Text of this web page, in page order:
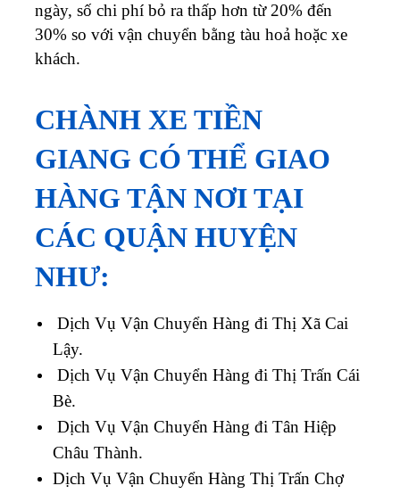
ngày, số chi phí bỏ ra thấp hơn từ 20% đến
30% so với vận chuyển bằng tàu hoả hoặc xe
khách.
CHÀNH XE TIỀN
GIANG CÓ THỂ GIAO
HÀNG TẬN NƠI TẠI
CÁC QUẬN HUYỆN
NHƯ:
Dịch Vụ Vận Chuyển Hàng đi Thị Xã Cai
Lậy.
Dịch Vụ Vận Chuyển Hàng đi Thị Trấn Cái
Bè.
Dịch Vụ Vận Chuyển Hàng đi Tân Hiệp
Châu Thành.
Dịch Vụ Vận Chuyển Hàng Thị Trấn Chợ